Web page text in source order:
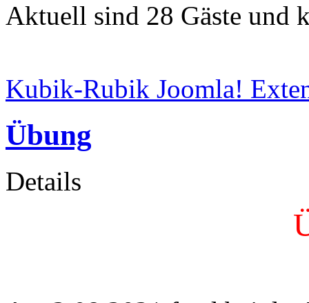
Aktuell sind 28 Gäste und
Kubik-Rubik Joomla!
Übung
Details